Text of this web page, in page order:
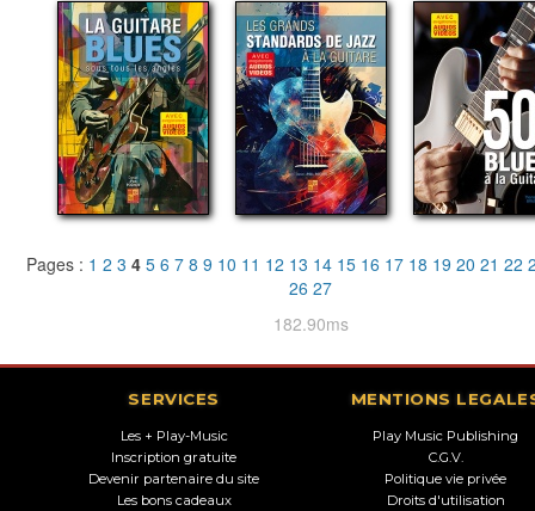
Pages : 1 2 3 4 5 6 7 8 9 10 11 12 13 14 15 16 17 18 19 20 21 22
26 27
182.90ms
SERVICES
Les + Play-Music
Inscription gratuite
Devenir partenaire du site
Les bons cadeaux
MENTIONS
Play Music Publishing
C.G.V.
Politique vie privée
Droits d'utilisation